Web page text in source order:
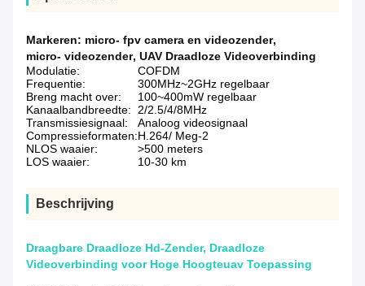
Markeren: micro- fpv camera en videozender,
micro- videozender, UAV Draadloze Videoverbinding
Modulatie:
COFDM
Frequentie:
300MHz~2GHz regelbaar
Breng macht over:
100~400mW regelbaar
Kanaalbandbreedte: 2/2.5/4/8MHz
Transmissiesignaal:
Analoog videosignaal
Compressieformaten:H.264/ Meg-2
NLOS waaier:
>500 meters
LOS waaier:
10-30 km
Beschrijving
Draagbare Draadloze Hd-Zender, Draadloze
Videoverbinding voor Hoge Hoogteuav Toepassing